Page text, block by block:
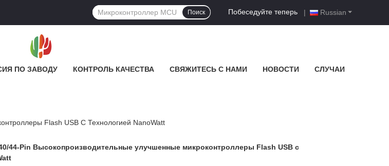
Russian
Побеседуйте теперь |
Поиск
ПО ЗАВОДУ КОНТРОЛЬ КАЧЕСТВА СВЯЖИТЕСЬ С НАМИ НОВОСТИ СЛУЧАИ
Flash USB С Технологией NanoWatt
40/44-Pin Высокопроизводительные улучшенные микроконтроллеры Flash USB с